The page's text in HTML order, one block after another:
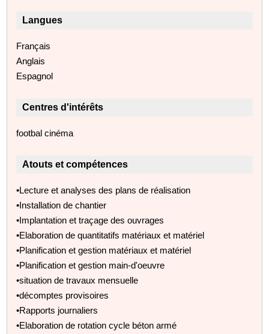
Langues
Français
Anglais
Espagnol
Centres d'intérêts
footbal cinéma
Atouts et compétences
•Lecture et analyses des plans de réalisation
•Installation de chantier
•Implantation et traçage des ouvrages
•Elaboration de quantitatifs matériaux et matériel
•Planification et gestion matériaux et matériel
•Planification et gestion main-d'oeuvre
•situation de travaux mensuelle
•décomptes provisoires
•Rapports journaliers
•Elaboration de rotation cycle béton armé